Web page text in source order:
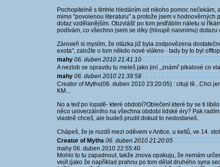
Pochopitelně s tímhle hledáním od nikoho pomoc
mimo "povolenou literaturu" a protože jsem v
dotaz vzdělanějším. Obzvlášť po tom jestřábím náletu si
podívám, co všechno jsem se díky (hloupě naivnímu) dotazu
Zároveň si myslím, že otázka již byla zodpovězena
exota", založte o tom někdo nové vlákno - tady by to byl
mahy 06. duben 2010 21:41:10
A nezlob se opravdu tu meleš jako jiní ,,známí' plkalové co
mahy 06. duben 2010 21:39:58
Creator of Myths(06. duben 2010 23:20:05) : cituji tě...Chci
KM...
No a teď po lopatě- které období?Oblečení které by se ti
něco univerzálního na všechna období lidské éry? Pak
vlastně chceš, ale budeš prudit dokud to nedostaneš.
Chápeš, že je rozdíl mezi oděvem v Antice, u keltů, ve 14.
Creator of Myths 06. duben 2010 21:20:05
mahy 06. duben 2010 22:55:40
Mohlo to tu zapadnout, takže znova opakuju, že nemám
vejít (jako že například prahnu po tom dělat druhého syna